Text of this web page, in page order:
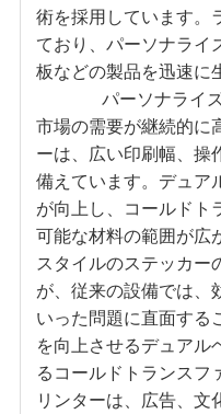
術を採用しています。
ており、パーソナライ
板などの製品を迅速に
パーソナライズさ
市場の需要が継続的に
ーは、広い印刷幅、操
備えています。デュア
が向上し、コールドト
可能な材料の範囲が広
スタイルのステッカー
が、従来の設備では、
いった問題に直面する
を向上させるデュアル
るコールドトランスフ
リンターは、広告、文